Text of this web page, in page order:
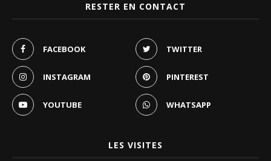
RESTER EN CONTACT
FACEBOOK TWITTER
INSTAGRAM PINTEREST
YOUTUBE WHATSAPP
LES VISITES